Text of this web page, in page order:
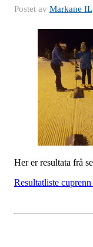
Postet av Markane IL
Her er resultata frå
Resultatliste